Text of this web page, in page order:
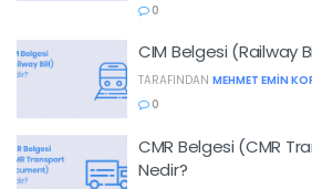
0
CIM Belgesi (Railway
TARAFINDAN MEHMET EMIN
0
CMR Belgesi (CMR
Nedir?